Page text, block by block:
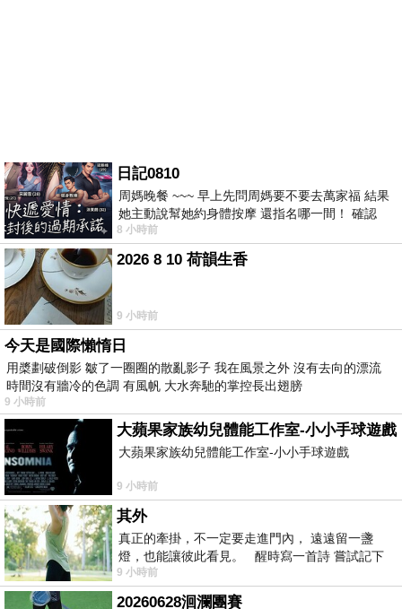
日記0810
周媽晚餐 ~~~ 早上先問周媽要不要去萬家福 結果
她主動說幫她約身體按摩 還指名哪一間！ 確認
後，我的腦袋才運轉起來 預約對
8 小時前
2026 8 10 荷韻生香
9 小時前
今天是國際懶惰日
用槳劃破倒影 皺了一圈圈的散亂影子 我在風景之外 沒有去向的漂流
時間沒有牆冷的色調 有風帆 大水奔馳的掌控長出翅膀
9 小時前
大蘋果家族幼兒體能工作室-小小手球遊戲
大蘋果家族幼兒體能工作室-小小手球遊戲
9 小時前
其外
真正的牽掛，不一定要走進門內， 遠遠留一盞
燈，也能讓彼此看見。 醒時寫一首詩 嘗試記下
寂寞 卻只能記下它的附屬物 原
9 小時前
20260628洄瀾團賽